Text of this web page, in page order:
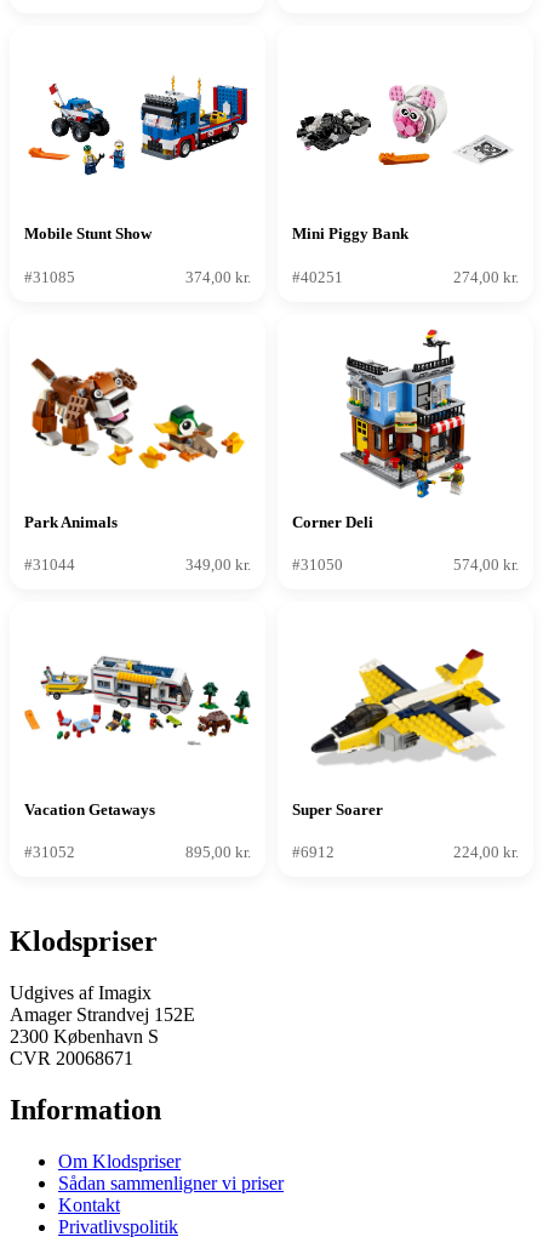
Mobile Stunt Show
#31085 374,00 kr.
Mini Piggy Bank
#40251 274,00 kr.
Park Animals
#31044 349,00 kr.
Corner Deli
#31050 574,00 kr.
Vacation Getaways
#31052 895,00 kr.
Super Soarer
#6912 224,00 kr.
Klodspriser
Udgives af Imagix
Amager Strandvej 152E
2300 København S
CVR 20068671
Information
Om Klodspriser
Sådan sammenligner vi priser
Kontakt
Privatlivspolitik